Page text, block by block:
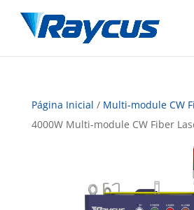
Página Inicial / Multi-module CW
4000W Multi-module CW Fiber